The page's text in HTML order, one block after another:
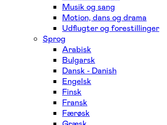
Musik og sang
Motion, dans og drama
Udflugter og forestillinger
Sprog
Arabisk
Bulgarsk
Dansk - Danish
Engelsk
Finsk
Fransk
Færøsk